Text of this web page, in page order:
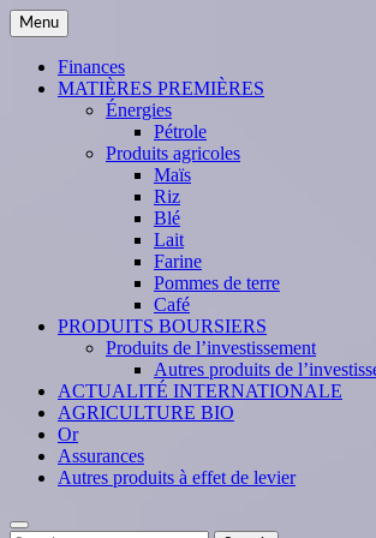
Skip
to
content
Menu
Finances
MATIÈRES PREMIÈRES
Énergies
Pétrole
Produits agricoles
Maïs
Riz
Blé
Lait
Farine
Pommes de terre
Café
PRODUITS BOURSIERS
Produits de l’investissement
Autres produits de
ACTUALITÉ INTERNATIONALE
AGRICULTURE BIO
Or
Assurances
Autres produits à effet de levier
Search